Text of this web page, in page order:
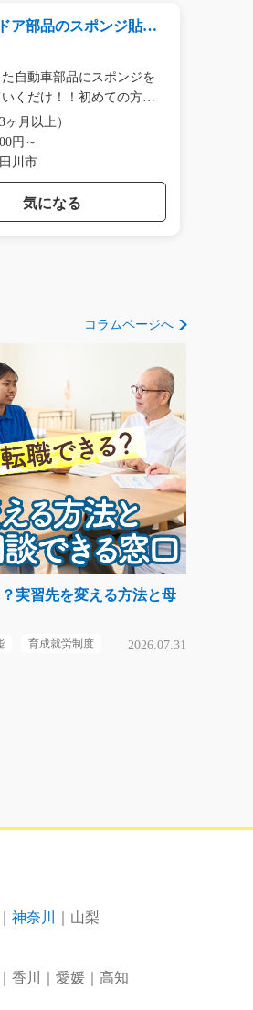
ア部品のスポンジ貼り/
自動車部品にスポンジを
くだけ！！初めての方
ヶ月以上）
円～
川市
気になる
コラムページへ
実習先を変える方法と母
育成就労制度 2026.07.31
神奈川
山梨
香川 愛媛
高知